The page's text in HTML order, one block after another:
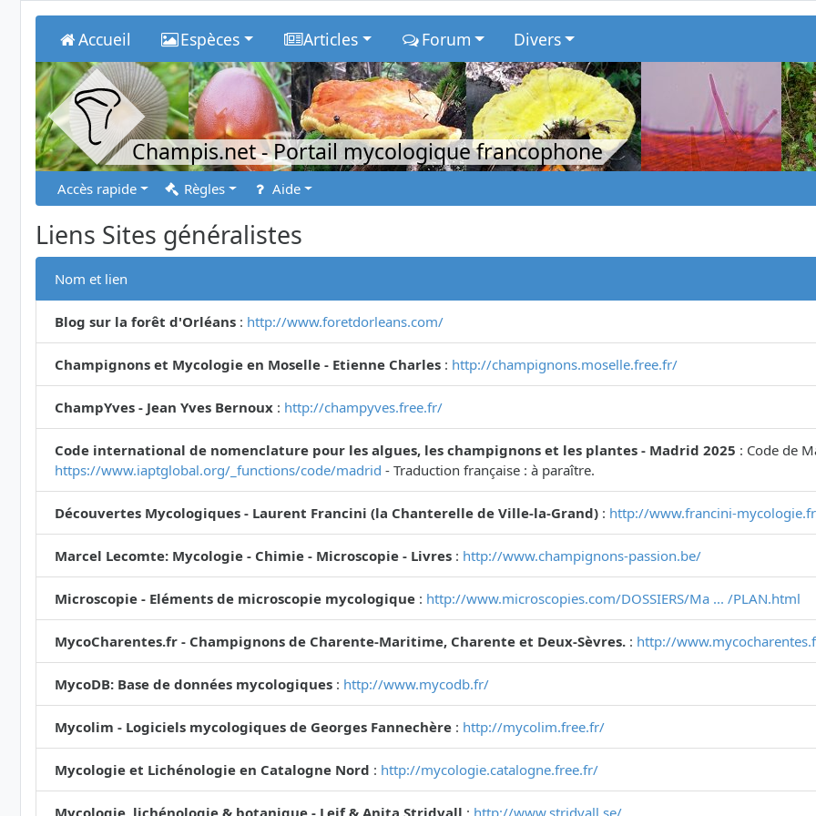
Accueil Espèces Articles Forum Divers
Champis.net- Portail mycologique francophone
Accès rapide Règles Aide
Liens Sites généralistes
Nom et lien
Blog sur la forêt d'Orléans : http://www.foretdorleans.com/
Champignons et Mycologie en Moselle - Etienne Charles : http://champignons.moselle.free.fr/
ChampYves - Jean Yves Bernoux : http://champyves.free.fr/
Code international de nomenclature pour les algues, les champignons et les plantes - Madrid 2025 : Code de
https://www.iaptglobal.org/_functions/code/madrid - Traduction française : à paraître.
Découvertes Mycologiques - Laurent Francini (la Chanterelle de Ville-la-Grand) : http://www.francini-
Marcel Lecomte: Mycologie - Chimie - Microscopie - Livres : http://www.champignons-passion.be/
Microscopie - Eléments de microscopie mycologique : http://www.microscopies.com/DOSSIERS/Ma ... /PLAN.html
MycoCharentes.fr - Champignons de Charente-Maritime, Charente et Deux-Sèvres. : http://
MycoDB: Base de données mycologiques : http://www.mycodb.fr/
Mycolim - Logiciels mycologiques de Georges Fannechère : http://mycolim.free.fr/
Mycologie et Lichénologie en Catalogne Nord : http://mycologie.catalogne.free.fr/